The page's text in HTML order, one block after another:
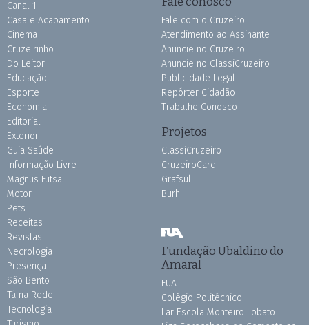
Canal 1
Casa e Acabamento
Cinema
Cruzeirinho
Do Leitor
Educação
Esporte
Economia
Editorial
Exterior
Guia Saúde
Informação Livre
Magnus Futsal
Motor
Pets
Receitas
Revistas
Necrologia
Presença
São Bento
Tá na Rede
Tecnologia
Fale com o Cruzeiro
Atendimento ao Assinante
Anuncie no Cruzeiro
Anuncie no ClassiCruzeiro
Publicidade Legal
Repórter Cidadão
Trabalhe Conosco
Projetos
ClassiCruzeiro
CruzeiroCard
Grafsul
Burh
Fundação Ubaldino do
Amaral
FUA
Colégio Politécnico
Lar Escola Monteiro Lobato